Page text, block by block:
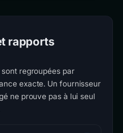
rapports
regroupées par
exacte. Un fournisseur
ne prouve pas à lui seul